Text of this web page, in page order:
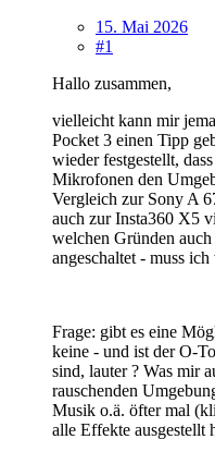
15. Mai 2026
#1
Hallo zusammen,
vielleicht kann mir
Pocket 3 einen Tipp
wieder festgestellt,
Mikrofonen den
Vergleich zur Sony A
auch zur Insta360 X5
welchen Gründen
angeschaltet - muss
Frage: gibt es eine
keine - und ist der O-
sind, lauter ? Was mir
rauschenden
Musik o.ä. öfter mal
alle Effekte ausgestellt